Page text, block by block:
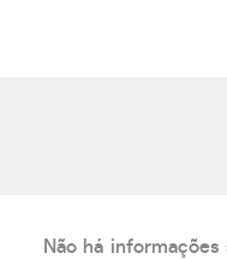
Não há